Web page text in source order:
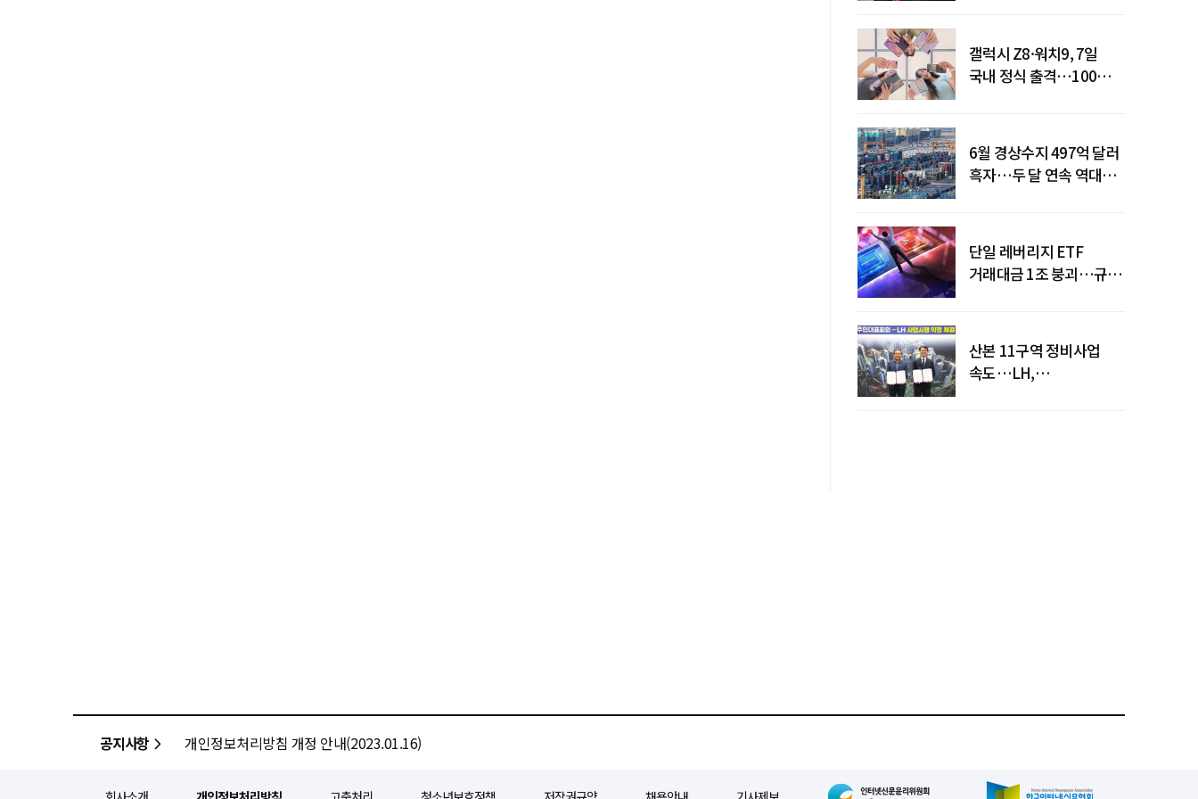
갤럭시 Z8·워치9, 7일
국내 정식 출격…100개국
6월 경상수지 497억 달러
흑자…두 달 연속 역대
단일 레버리지 ETF
거래대금 1조 붕괴…규제
산본 11구역 정비사업
속도…LH,
공지사항 개인정보처리방침 개정 안내(2023.01.16)